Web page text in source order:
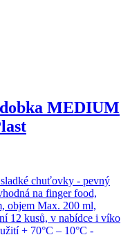
MEDIUM
sladké chuťovky - pevný
na finger food,
objem Max. 200 ml,
12 kusů, v nabídce i víko
+ 70°C – 10°C -